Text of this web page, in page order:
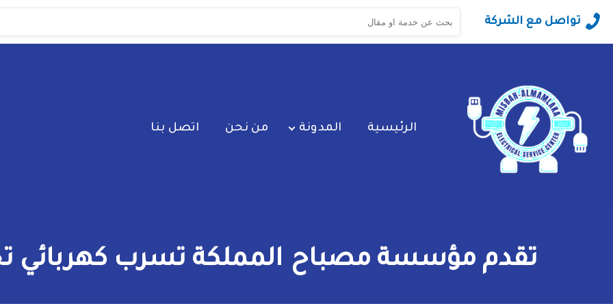
تواصل مع الشركة
البحث
عن:
الرئيسية المدونة من نحن اتصل بنا
تقدم مؤسسة مصباح المملكة تسرب كهربائي